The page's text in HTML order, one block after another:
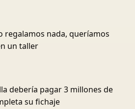
regalamos nada, queríamos
un taller
debería pagar 3 millones de
su fichaje